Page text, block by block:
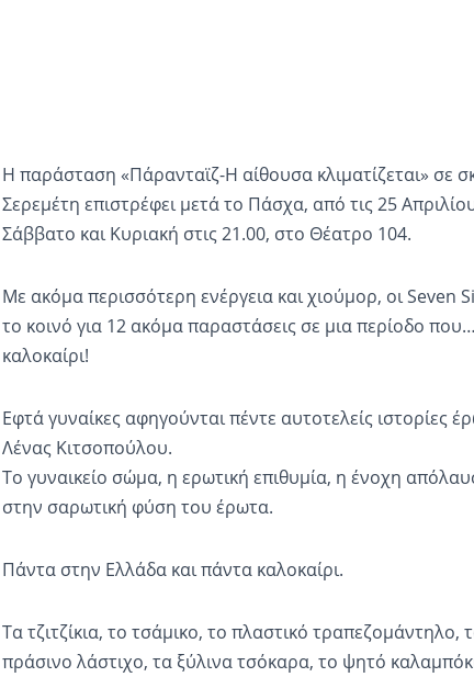
Η παράσταση «Πάρανταϊζ-Η αίθουσα κλιματίζεται» σε
Σερεμέτη επιστρέφει μετά το Πάσχα, από τις 25
Σάββατο και Κυριακή στις 21.00, στο Θέατρο 104.
Mε ακόμα περισσότερη ενέργεια και χιούμορ, oι Seven
το κοινό για 12 ακόμα παραστάσεις σε μια περίοδο
καλοκαίρι!
Εφτά γυναίκες αφηγούνται πέντε αυτοτελείς ιστορίες
Λένας Κιτσοπούλου.
Το γυναικείο σώμα, η ερωτική επιθυμία, η ένοχη
στην σαρωτική φύση του έρωτα.
Πάντα στην Ελλάδα και πάντα καλοκαίρι.
Τα τζιτζίκια, το τσάμικο, το πλαστικό τραπεζομάντηλο,
πράσινο λάστιχο, τα ξύλινα τσόκαρα, το ψητό